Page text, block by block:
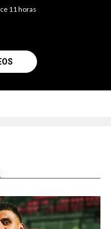
11 horas